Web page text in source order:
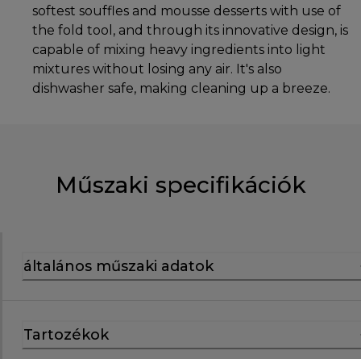
softest souffles and mousse desserts with use of
the fold tool, and through its innovative design, is
capable of mixing heavy ingredients into light
mixtures without losing any air. It's also
dishwasher safe, making cleaning up a breeze.
Műszaki specifikációk
általános műszaki adatok
Tartozékok